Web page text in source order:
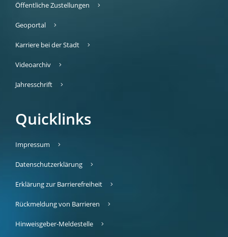
Öffentliche Zustellungen
Geoportal
Karriere bei der Stadt
Videoarchiv
Jahresschrift
Quicklinks
Impressum
Datenschutzerklärung
Erklärung zur Barrierefreiheit
Rückmeldung von Barrieren
Hinweisgeber-Meldestelle